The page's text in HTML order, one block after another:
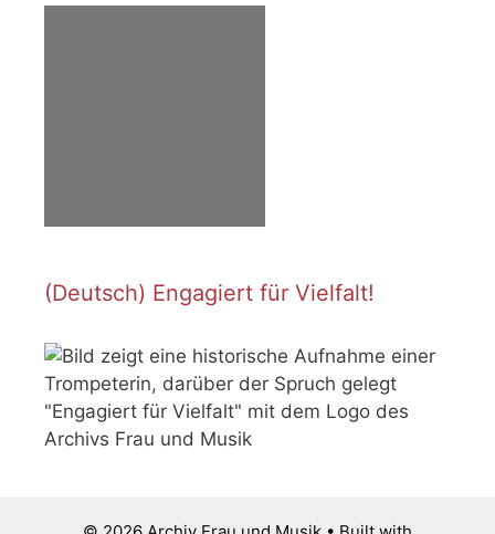
(Deutsch) Engagiert für Vielfalt!